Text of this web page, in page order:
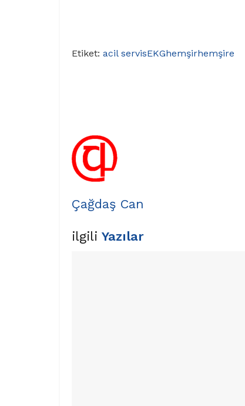
Etiket: acil servisEKGhemşirhemşire
Çağdaş Can
ilgili Yazılar